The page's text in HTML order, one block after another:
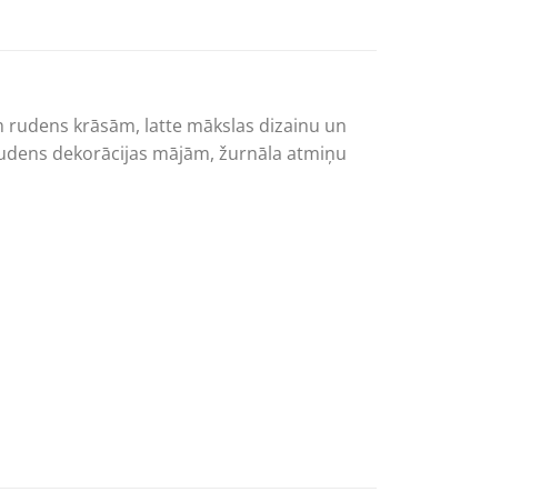
krāsām, latte mākslas dizainu un
dekorācijas mājām, žurnāla atmiņu